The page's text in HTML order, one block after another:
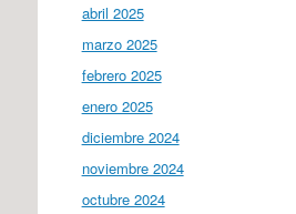
abril 2025
marzo 2025
febrero 2025
enero 2025
diciembre 2024
noviembre 2024
octubre 2024